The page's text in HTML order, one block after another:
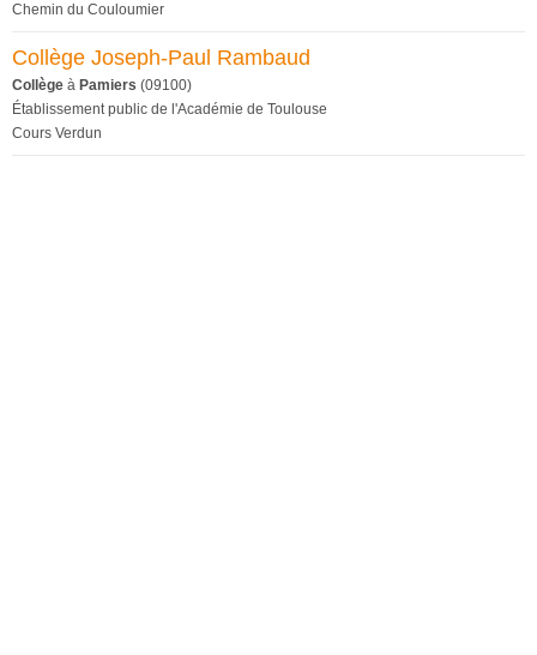
Chemin du Couloumier
Collège Joseph-Paul Rambaud
Collège à Pamiers (09100)
Établissement public de l'Académie de Toulouse
Cours Verdun